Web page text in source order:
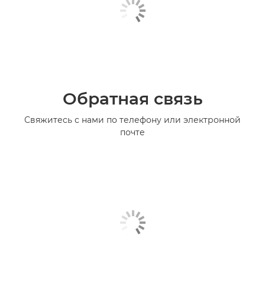
Обратная связь
Свяжитесь с нами по телефону или электронной
почте